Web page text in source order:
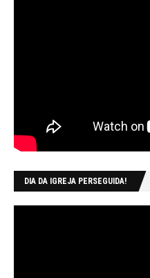
DIA DA IGREJA PERSEGUIDA!